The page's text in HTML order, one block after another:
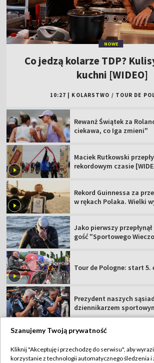
NOWE
Co jedzą kolarze TDP?
kuchni [WIDEO]
10:27 KOLARSTWO / TOUR DE
Rewanż Świątek za
ciekawa, co Iga zmieni"
Maciek Rutkowski
rekordowym czasie
Rekord Guinnessa za
w rękach Polaka. Wielki
Jako pierwszy
gość "Sportowego
Tour de Pologne: start 5.
Prezydent naszych
dziennikarzem
TVP
Szanujemy Twoją prywatność
Kliknij "Akceptuję i przechodzę do serwisu", aby
korzystanie z technologii automatycznego śledzenia i